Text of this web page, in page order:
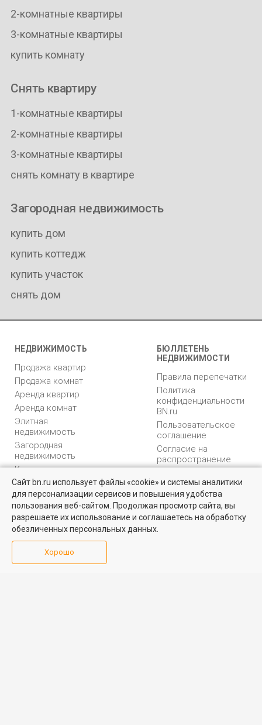
2-комнатные квартиры
3-комнатные квартиры
купить комнату
Снять квартиру
1-комнатные квартиры
2-комнатные квартиры
3-комнатные квартиры
снять комнату в квартире
Загородная недвижимость
купить дом
купить коттедж
купить участок
снять дом
НЕДВИЖИМОСТЬ
Продажа квартир
Продажа комнат
Аренда квартир
Аренда комнат
Элитная
недвижимость
Загородная
недвижимость
Коммерческая
недвижимость
БЮЛЛЕТЕНЬ
НЕДВИЖИМОСТИ
Правила перепечатки
Политика
конфиденциальности
BN.ru
Пользовательское
соглашение
Согласие на
распространение
персональных данных
Карта сайта
Медийная реклама
PR продвижение
Аналитика
недвижимости
Сайт bn.ru использует файлы «cookie» и системы аналитики
для персонализации сервисов и повышения удобства
пользования веб-сайтом. Продолжая просмотр сайта, вы
разрешаете их использование и соглашаетесь на обработку
обезличенных персональных данных.
Хорошо